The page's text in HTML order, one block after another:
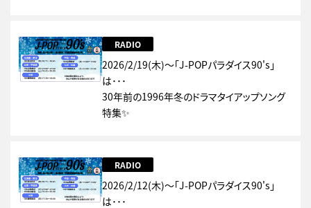
RADIO
2026/2/19(木)～「J-POPパラダイス90's」
は･･･
30年前の1996年冬のドラマタイアップソング
特集✨
RADIO
2026/2/12(木)～「J-POPパラダイス90's」
は･･･